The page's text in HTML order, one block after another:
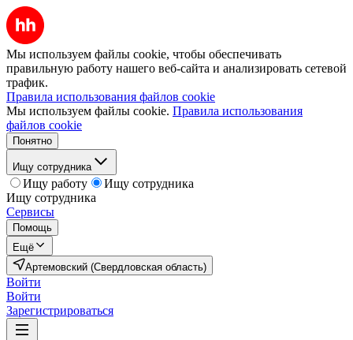
Мы используем файлы cookie, чтобы обеспечивать
правильную работу нашего веб-сайта и анализировать сетевой
трафик.
Правила использования файлов cookie
Мы используем файлы cookie. Правила использования
файлов cookie
Понятно
Ищу сотрудника
Ищу работу
Ищу сотрудника
Ищу сотрудника
Сервисы
Помощь
Ещё
Артемовский (Свердловская область)
Войти
Войти
Зарегистрироваться